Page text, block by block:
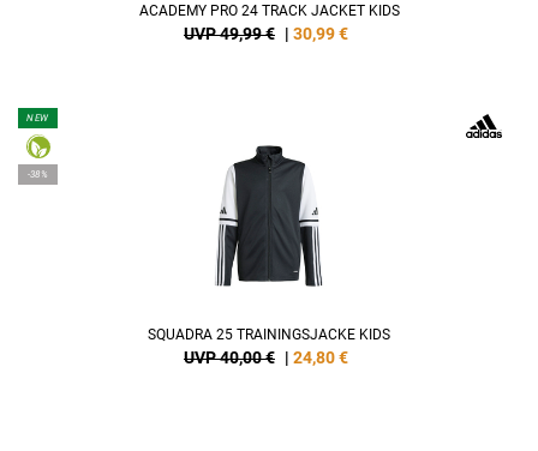
ACADEMY PRO 24 TRACK JACKET KIDS
UVP 49,99 € | 30,99€
NEW
-38%
SQUADRA 25 TRAININGSJACKE KIDS
UVP 40,00 € | 24,80€